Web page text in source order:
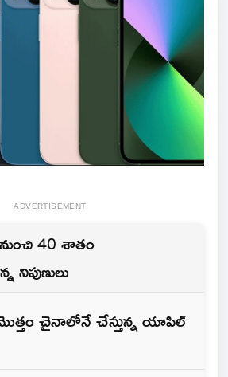
ADVERTISEMENT
40 శాతం
నిపుణులు
చైనాలోనే చేస్తున్న యాపిల్